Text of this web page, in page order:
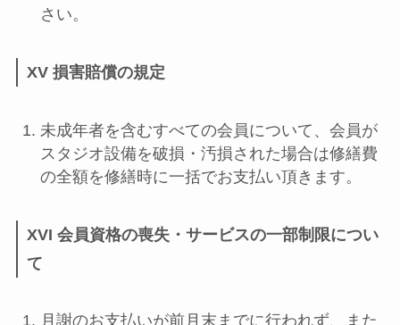
さい。
XV 損害賠償の規定
未成年者を含むすべての会員について、会員が
スタジオ設備を破損・汚損された場合は修繕費
の全額を修繕時に一括でお支払い頂きます。
XVI 会員資格の喪失・サービスの一部制限につい
て
月謝のお支払いが前月末までに行われず、また